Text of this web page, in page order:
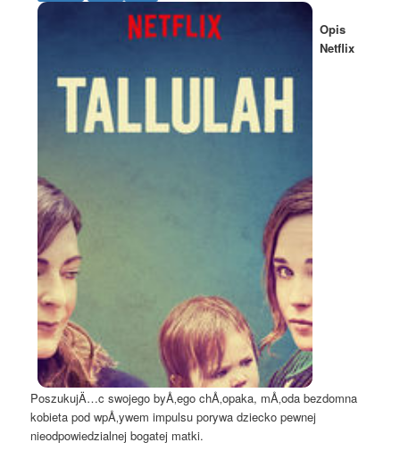
Opis
Netflix
PoszukujÄ…c swojego byÅ‚ego chÅ‚opaka, mÅ‚oda bezdomna
kobieta pod wpÅ‚ywem impulsu porywa dziecko pewnej
nieodpowiedzialnej bogatej matki.